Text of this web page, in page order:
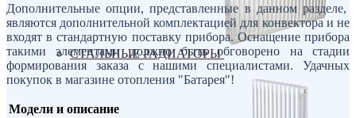
СТАЛЬНЫЕ РАДИАТОРЫ
Дополнительные опции, представленные в данном разделе,
являются дополнительной комплектацией для конвектора и не
входят в стандартную поставку прибора. Оснащение прибора
такими элементами должно быть обговорено на стадии
формирования заказа с нашими специалистами. Удачных
покупок в магазине отопления "Батарея"!
Модели и описание